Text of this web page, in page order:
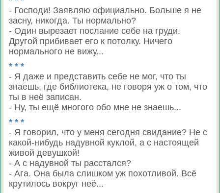
- Господи! Заявляю официально. Больше я не
засну, никогда. Ты нормально?
- Один вырезает послание себе на груди.
Другой прибивает его к потолку. Ничего
нормального не вижу...
* * *
- Я даже и представить себе не мог, что ты
знаешь, где библиотека, не говоря уж о том, что
ты в неё записан.
- Ну, ты ещё многого обо мне не знаешь...
* * *
- Я говорил, что у меня сегодня свидание? Не с
какой-нибудь надувной куклой, а с настоящей
живой девушкой!
- А с надувной ты расстался?
- Ага. Она была слишком уж похотливой. Всё
крутилось вокруг неё...